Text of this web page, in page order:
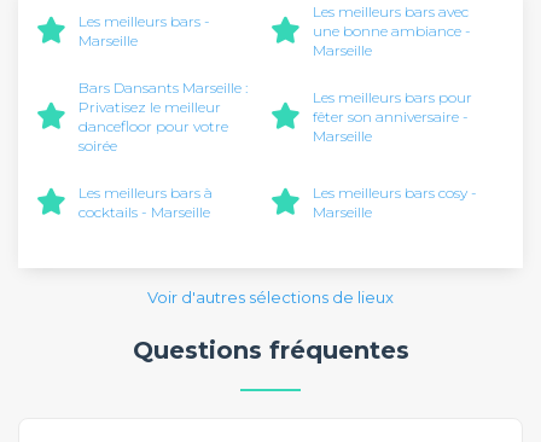
Les meilleurs bars -
Marseille
Les meilleurs bars avec
une bonne ambiance -
Marseille
Bars Dansants Marseille :
Privatisez le meilleur
dancefloor pour votre
soirée
Les meilleurs bars pour
fêter son anniversaire -
Marseille
Les meilleurs bars à
cocktails - Marseille
Les meilleurs bars cosy -
Marseille
Voir d'autres sélections de lieux
Questions fréquentes